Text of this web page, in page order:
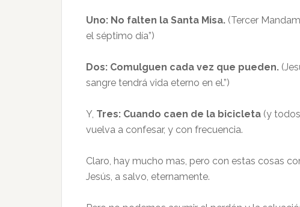
Uno: No falten la Santa Misa. (Tercer
el séptimo día”)
Dos: Comulguen cada vez que pueden.
sangre tendrá vida eterno en el.”)
Y, Tres: Cuando caen de la bicicleta (y
vuelva a confesar, y con frecuencia.
Claro, hay mucho mas, pero con estas cosas
Jesús, a salvo, eternamente.